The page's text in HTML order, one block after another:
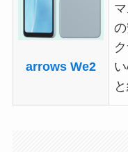
arrows We2